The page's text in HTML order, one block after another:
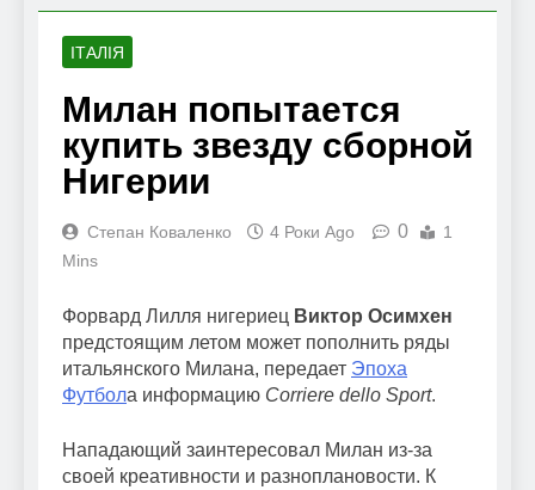
ІТАЛІЯ
Милан попытается
купить звезду сборной
Нигерии
Степан Коваленко 4 Роки Ago 0
1
Mins
Форвард Лилля нигериец Виктор Осимхен
предстоящим летом может пополнить ряды
итальянского Милана, передает Эпоха
Футбола информацию Corriere dello Sport.
Нападающий заинтересовал Милан из-за
своей креативности и разноплановости. К